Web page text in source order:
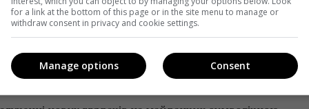
у подвійних стандартах.«Подвійні стандарти в
існують від створення. Починаючи від боротьби з
боротьбою з певними структурами, які не близькі по духу
своїх менеджерів телеканал.
for a link at the bottom of this page or in the site menu to manage or
withdraw consent in privacy and cookie settings.
Consent
Manage options